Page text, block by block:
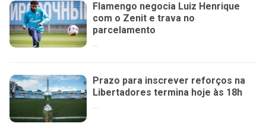
Flamengo negocia Luiz Henrique
com o Zenit e trava no
parcelamento
...
Prazo para inscrever reforços na
Libertadores termina hoje às 18h
...